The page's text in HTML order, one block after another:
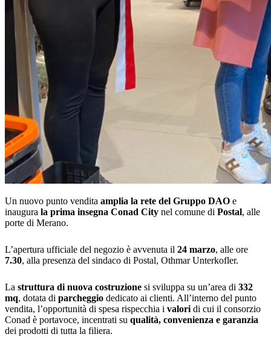
Un nuovo punto vendita amplia la rete del Gruppo DAO e
inaugura la prima insegna Conad City nel comune di Postal, alle
porte di Merano.
L’apertura ufficiale del negozio è avvenuta il 24 marzo, alle ore
7.30, alla presenza del sindaco di Postal, Othmar Unterkofler.
La struttura di nuova costruzione si sviluppa su un’area di 332
mq, dotata di parcheggio dedicato ai clienti. All’interno del punto
vendita, l’opportunità di spesa rispecchia i valori di cui il consorzio
Conad è portavoce, incentrati su qualità, convenienza e garanzia
dei prodotti di tutta la filiera.